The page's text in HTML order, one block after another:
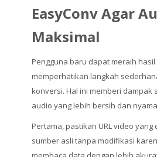
EasyConv Agar
Maksimal
Pengguna baru dapat meraih
memperhatikan langkah
konversi. Hal ini memberi dampak
audio yang lebih bersih dan
Pertama, pastikan URL video
sumber asli tanpa modifikasi